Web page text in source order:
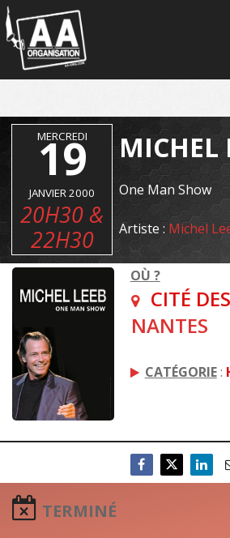
Panneau de gestion des cookies
MERCREDI
19
JANVIER 2000
20H30 &
22H30
MICHEL
One Man Show
Artiste : Michel
OÙ ?
CITÉ
NANTES
CATÉGORIE:
TERMINÉ